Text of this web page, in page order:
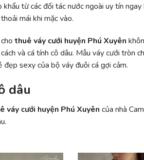
từ các đối tác nước ngoài uy tín
mái khi mặc vào.
thuê váy cưới huyện Phú Xuyên
và cá tính cô dâu. Mẫu váy cưới tròn
sexy của bộ váy đuôi cá gợi cảm.
dâu
váy cưới huyện Phú Xuyên của nhà